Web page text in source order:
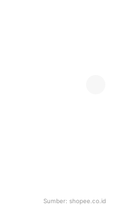
Sumber: shopee.co.id